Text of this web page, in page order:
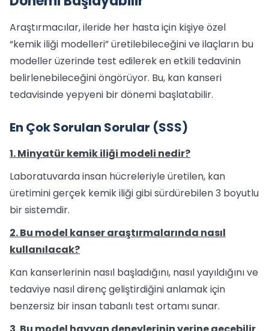
Araştırmacılar, ileride her hasta için kişiye özel
“kemik iliği modelleri” üretilebileceğini ve ilaçların bu
modeller üzerinde test edilerek en etkili tedavinin
belirlenebileceğini öngörüyor. Bu, kan kanseri
tedavisinde yepyeni bir dönemi başlatabilir.
En Çok Sorulan Sorular (SSS)
1. Minyatür kemik iliği modeli nedir?
Laboratuvarda insan hücreleriyle üretilen, kan
üretimini gerçek kemik iliği gibi sürdürebilen 3 boyutlu
bir sistemdir.
2. Bu model kanser araştırmalarında nasıl
kullanılacak?
Kan kanserlerinin nasıl başladığını, nasıl yayıldığını ve
tedaviye nasıl direnç geliştirdiğini anlamak için
benzersiz bir insan tabanlı test ortamı sunar.